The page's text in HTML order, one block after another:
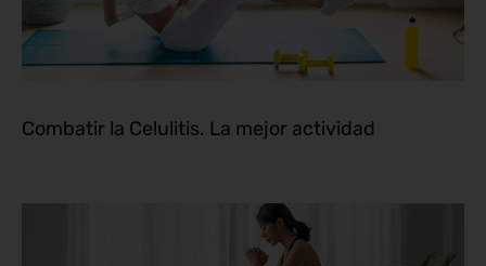
Combatir la Celulitis. La mejor actividad